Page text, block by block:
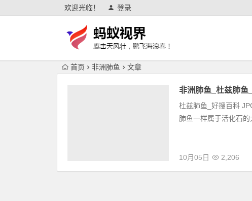
欢迎光临！ 登录
首页 非洲肺鱼 文章
非洲肺鱼_杜兹肺鱼
杜兹肺鱼_好搜百科
肺鱼一样属于活化石的
10月05日 2,206